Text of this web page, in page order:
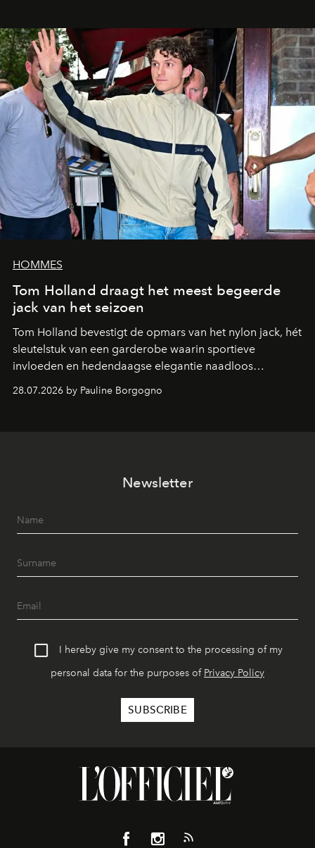
HOMMES
Tom Holland draagt het meest begeerde
jack van het seizoen
Tom Holland bevestigt de opmars van het nylon jack, hét
sleutelstuk van een garderobe waarin sportieve
invloeden en hedendaagse elegantie naadloos
samenkomen.
28.07.2026 by Pauline Borgogno
Newsletter
I hereby give my consent to the processing of my
personal data for the purposes of Privacy Policy